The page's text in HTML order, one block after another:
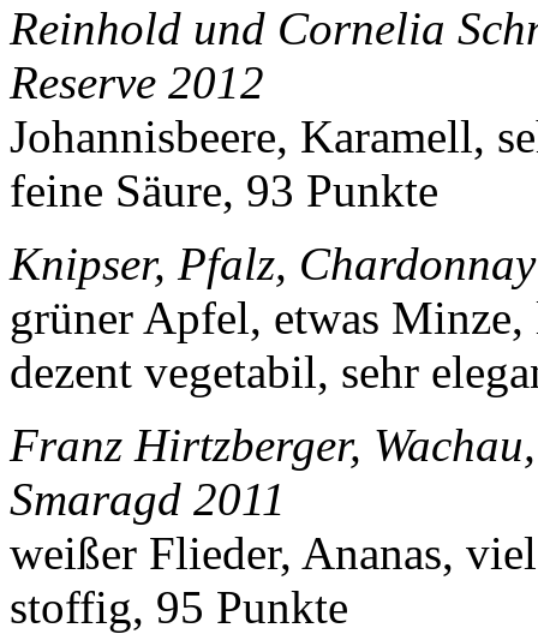
Reinhold und Cornelia
Reserve 2012
Johannisbeere, Karamell,
feine Säure, 93 Punkte
Knipser, Pfalz,
grüner Apfel, etwas
dezent vegetabil, sehr
Franz Hirtzberger,
Smaragd 2011
weißer Flieder, Ananas,
stoffig, 95 Punkte